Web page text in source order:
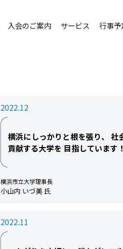
入会のご案内 サービス 行事予
2022.12
横浜にしっかりと根を張り、
貢献する大学を 目指しています！
横浜市立大学理事長
小山内 いづ美 氏
2022.11